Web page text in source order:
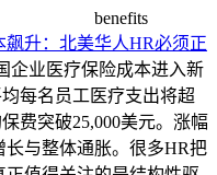
benefits
飙升：北美华人HR必须正
企业医疗保险成本进入新
每名员工医疗支出将超
费突破25,000美元。涨幅
与整体通胀。很多HR把